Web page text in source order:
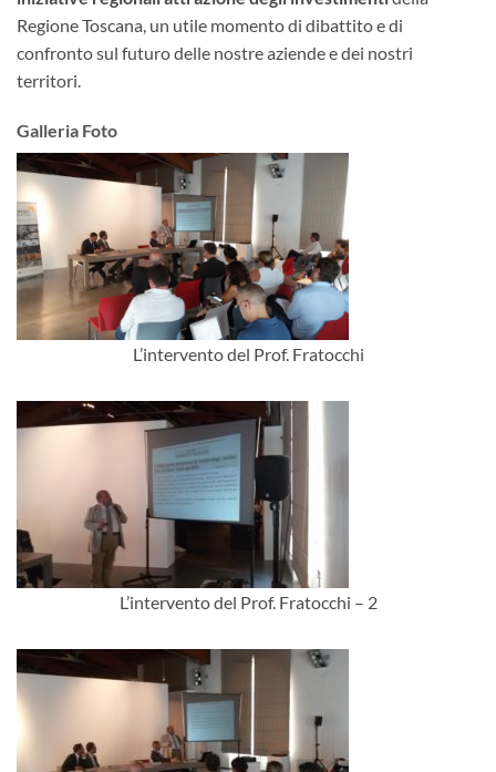
Regione Toscana, un utile momento di dibattito e di
confronto sul futuro delle nostre aziende e dei nostri
territori.
Galleria Foto
L’intervento del Prof. Fratocchi
L’intervento del Prof. Fratocchi – 2